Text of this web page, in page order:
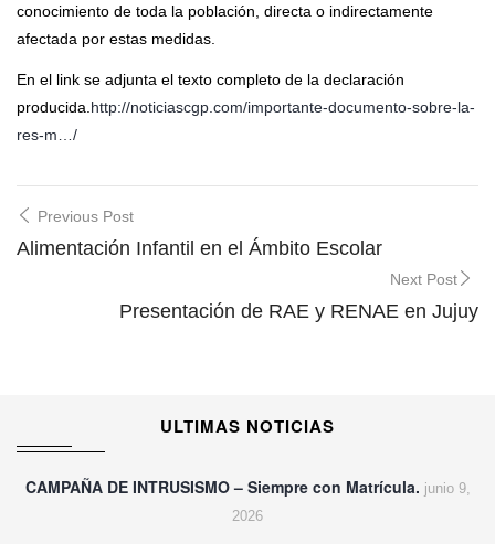
conocimiento de toda la población, directa o indirectamente
afectada por estas medidas.
En el link se adjunta el texto completo de la declaración
producida.http://noticiascgp.com/importante-documento-sobre-la-
res-m…/
Post
navigation
Previous Post
Alimentación Infantil en el Ámbito Escolar
Next Post
Presentación de RAE y RENAE en Jujuy
ULTIMAS NOTICIAS
CAMPAÑA DE INTRUSISMO – Siempre con Matrícula. junio 9,
2026